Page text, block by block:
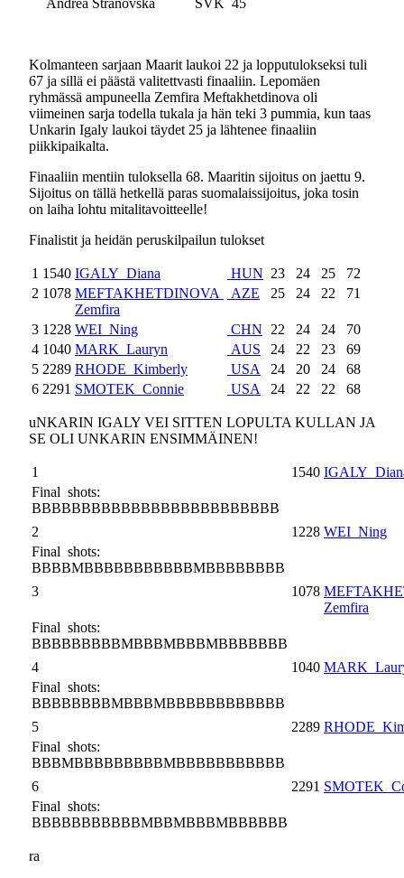
Andrea Stranovska SVK 45
Kolmanteen sarjaan Maarit laukoi 22 ja lopputulokseksi tuli
67 ja sillä ei päästä valitettvasti finaaliin. Lepomäen
ryhmässä ampuneella Zemfira Meftakhetdinova oli
viimeinen sarja todella tukala ja hän teki 3 pummia, kun taas
Unkarin Igaly laukoi täydet 25 ja lähtenee finaaliin
piikkipaikalta.
Finaaliin mentiin tuloksella 68. Maaritin sijoitus on jaettu 9.
Sijoitus on tällä hetkellä paras suomalaissijoitus, joka tosin
on laiha lohtu mitalitavoitteelle!
Finalistit ja heidän peruskilpailun tulokset
1 1540 IGALY Diana HUN 23 24 25
72
2 1078 MEFTAKHETDINOVA
Zemfira
AZE 25 24 22 71
3 1228 WEI Ning CHN 22 24 24
70
4 1040 MARK Lauryn AUS 24 22 23
69
5 2289 RHODE Kimberly USA 24 20 24
68
6 2291 SMOTEK Connie USA 24 22 22 68
uNKARIN IGALY VEI SITTEN LOPULTA KULLAN JA
SE OLI UNKARIN ENSIMMÄINEN!
1 1540 IGALY
Final shots:
BBBBBBBBBBBBBBBBBBBBBBBBB
2
1228 WEI Ning
Final shots:
BBBBMBBBBBBBBBBBMBBBBBBBB
3
1078
Zemfira
Final shots:
BBBBBBBBBMBBBMBBBMBBBBBBB
4
1040 MARK
Final shots:
BBBBBBBBMBBBMBBBBBBBBBBBB
5
2289 RHODE
Final shots:
BBBMBBBBBBBBBMBBBBBBBBBBB
6
2291 SMOTEK
Final shots:
BBBBBBBBBBBMBBMBBBMBBBBBB
ra